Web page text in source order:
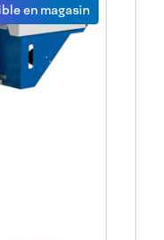
en magasin